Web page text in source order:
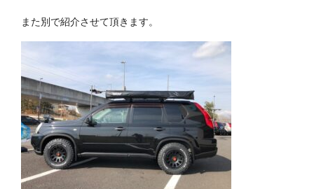
また別で紹介させて頂きます。